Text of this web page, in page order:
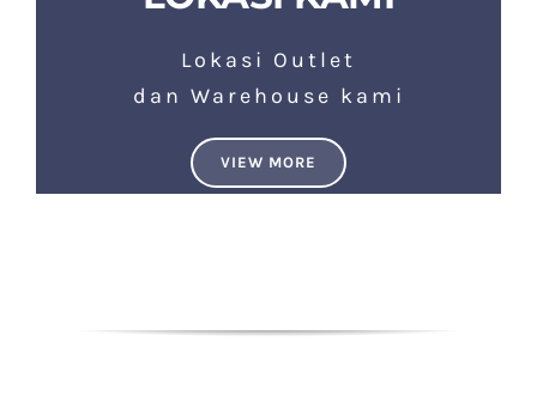
Lokasi Outlet
dan Warehouse kami
VIEW MORE